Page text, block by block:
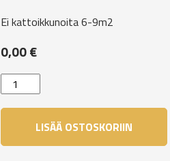
Ei kattoikkunoita 6-9m2
0,00€
kattoikkunoita
määrä
LISÄÄ OSTOSKORIIN